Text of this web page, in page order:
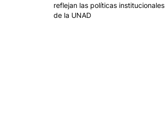
reflejan las políticas institucionales
de la UNAD